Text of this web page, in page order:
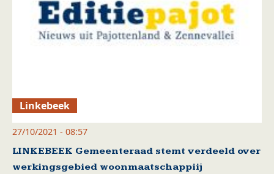
Linkebeek
27/10/2021 - 08:57
LINKEBEEK Gemeenteraad stemt verdeeld over
werkingsgebied woonmaatschappiij